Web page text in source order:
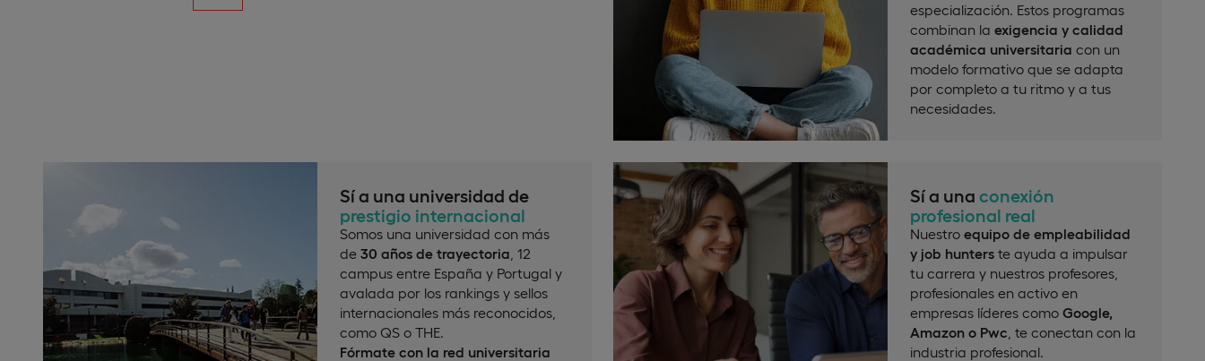
especialización. Estos programas
combinan la exigencia y calidad
académica universitaria con un
modelo formativo que se adapta
por completo a tu ritmo y a tus
necesidades.
Sí a una universidad de
prestigio internacional
Somos una universidad con más
de 30 años de trayectoria , 12
campus entre España y Portugal y
avalada por los rankings y sellos
internacionales más reconocidos,
como QS o THE.
Fórmate con la red universitaria
Sí a una conexión
profesional real
Nuestro equipo de empleabilidad
y job hunters te ayuda a impulsar
tu carrera y nuestros profesores,
profesionales en activo en
empresas líderes como Google,
Amazon o Pwc , te conectan con la
industria profesional.